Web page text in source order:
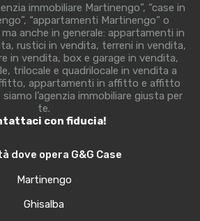
immobiliare Martinengo”, “case in
“appartamenti Martinengo” o
anche in generale: appartamenti in
rustici in vendita, terreni in vendita,
in vendita, box e garage in vendita,
trilocale e quadrilocale in vendita a
appartamenti in affitto e affitto
l’agenzia immobiliare giusta per
te.
con fiducia!
dove opera G&G Case
Martinengo
Ghisalba